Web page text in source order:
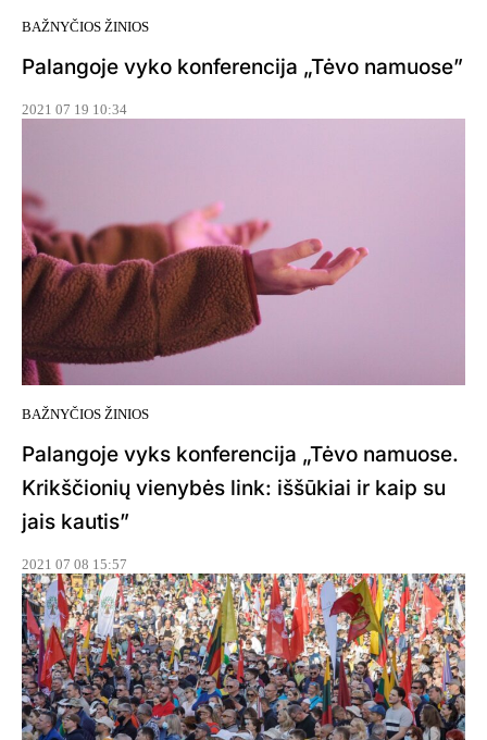
BAŽNYČIOS ŽINIOS
Palangoje vyko konferencija „Tėvo namuose”
2021 07 19 10:34
BAŽNYČIOS ŽINIOS
Palangoje vyks konferencija „Tėvo namuose.
Krikščionių vienybės link: iššūkiai ir kaip su
jais kautis”
2021 07 08 15:57